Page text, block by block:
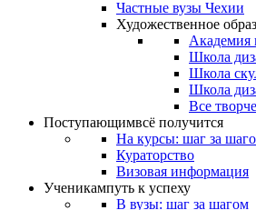
Частные вузы Чехии
Художественное
Академия
Школа
Школа
Школа
Все
Поступающимвсё получится
На курсы: шаг за
Кураторство
Визовая информация
Ученикампуть к успеху
В вузы: шаг за шагом